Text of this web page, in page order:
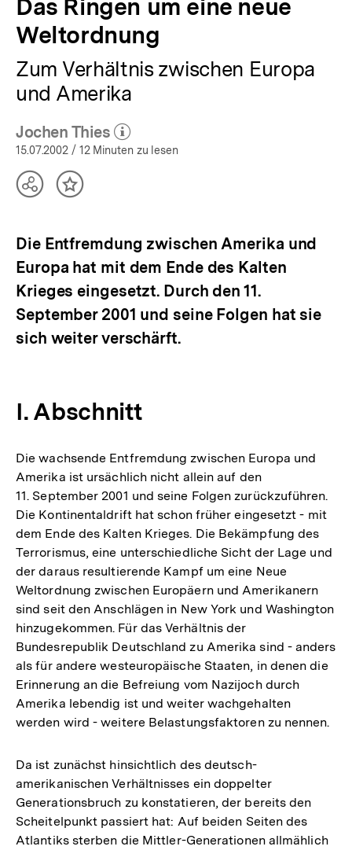
Das Ringen um eine neue
Weltordnung
Zum Verhältnis zwischen Europa
und Amerika
Jochen Thies
(Mehr zum Autor)
öffnen
15.07.2002 / 12 Minuten zu lesen
TeilenInhalt
Die Entfremdung zwischen Amerika und
Europa hat mit dem Ende des Kalten
Krieges eingesetzt. Durch den 11.
September 2001 und seine Folgen hat sie
sich weiter verschärft.
I. Abschnitt
Die wachsende Entfremdung zwischen Europa und
Amerika ist ursächlich nicht allein auf den
11. September 2001 und seine Folgen zurückzuführen.
Die Kontinentaldrift hat schon früher eingesetzt - mit
dem Ende des Kalten Krieges. Die Bekämpfung des
Terrorismus, eine unterschiedliche Sicht der Lage und
der daraus resultierende Kampf um eine Neue
Weltordnung zwischen Europäern und Amerikanern
sind seit den Anschlägen in New York und Washington
hinzugekommen. Für das Verhältnis der
Bundesrepublik Deutschland zu Amerika sind - anders
als für andere westeuropäische Staaten, in denen die
Erinnerung an die Befreiung vom Nazijoch durch
Amerika lebendig ist und weiter wachgehalten
werden wird - weitere Belastungsfaktoren zu nennen.
Da ist zunächst hinsichtlich des deutsch-
amerikanischen Verhältnisses ein doppelter
Generationsbruch zu konstatieren, der bereits den
Scheitelpunkt passiert hat: Auf beiden Seiten des
Atlantiks sterben die Mittler-Generationen allmählich